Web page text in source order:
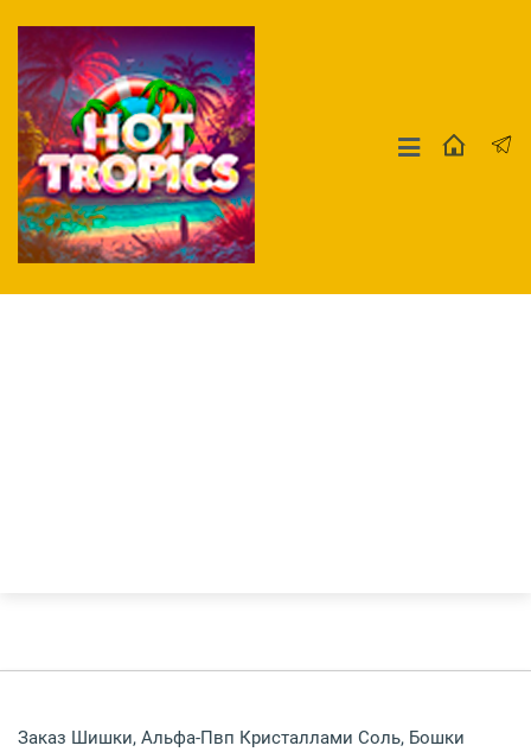
Заказ Шишки, Альфа-Пвп Кристаллами Соль, Бошки